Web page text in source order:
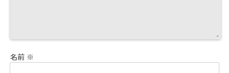
名前 ※